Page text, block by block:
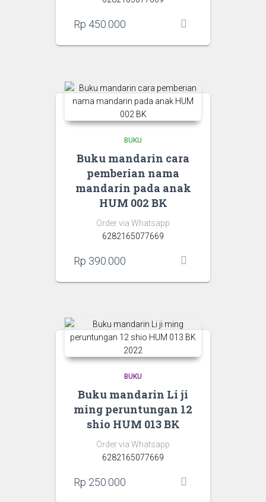
Rp 450.000
BUKU
Buku mandarin cara
pemberian nama
mandarin pada anak
HUM 002 BK
Order via Whatsapp
6282165077669
Rp 390.000
BUKU
Buku mandarin Li ji
ming peruntungan 12
shio HUM 013 BK
Order via Whatsapp
6282165077669
Rp 250.000